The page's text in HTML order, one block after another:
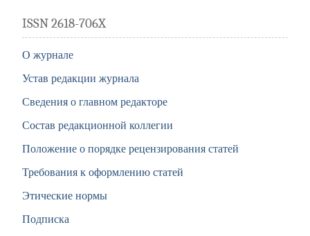
ISSN 2618-706X
О журнале
Устав редакции журнала
Сведения о главном редакторе
Состав редакционной коллегии
Положение о порядке рецензирования статей
Требования к оформлению статей
Этические нормы
Подписка